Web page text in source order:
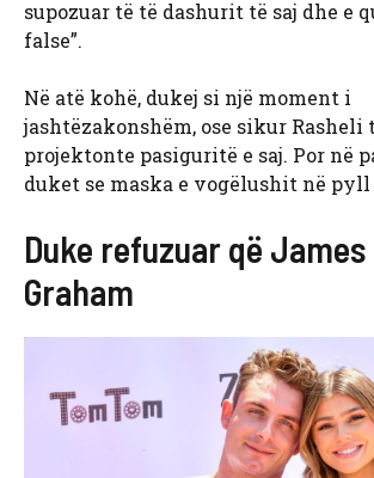
supozuar të të dashurit të saj dhe e
false”.
Në atë kohë, dukej si një moment i
jashtëzakonshëm, ose sikur Rasheli
projektonte pasiguritë e saj. Por në
duket se maska ​​e vogëlushit në
Duke refuzuar që
Graham